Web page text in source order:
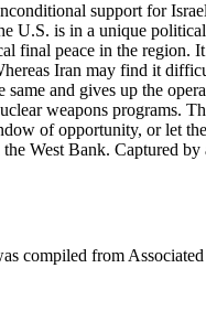
support for
U.S. is in a unique
final peace in the
Iran may find it
same and gives up the
weapons programs.
of opportunity, or let
West Bank. Captured
compiled from